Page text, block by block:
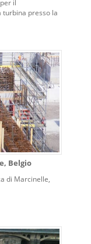
il
turbina presso la
Belgio
di Marcinelle,